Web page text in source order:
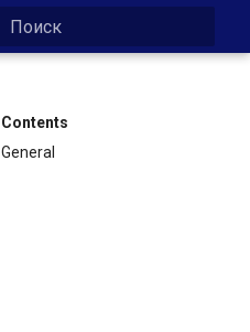
Contents
General